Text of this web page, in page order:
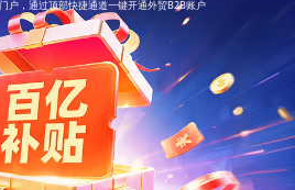
户，通过顶部快捷通道一键开通外贸B2B账户